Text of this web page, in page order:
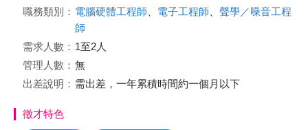
職務類別： 電腦硬體工程師 電子工程師
聲學／噪音工程
師
需求人數： 1至2人
管理人數： 無
出差說明： 需出差，一年累積時間約一個月以下
徵才特色